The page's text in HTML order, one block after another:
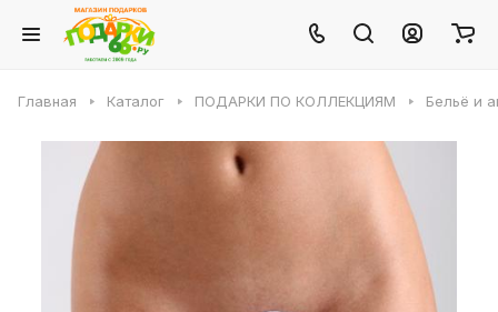
Главная Каталог ПОДАРКИ ПО КОЛЛЕКЦИЯМ Бельё и